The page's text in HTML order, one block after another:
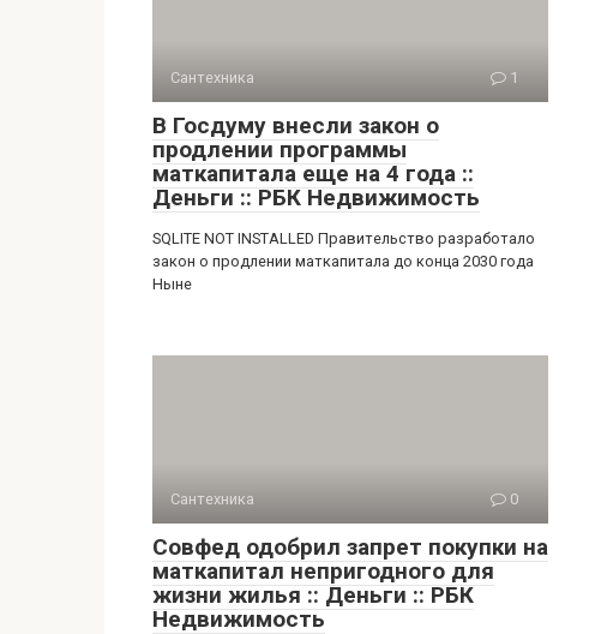
Сантехника 1
В Госдуму внесли закон о
продлении программы
маткапитала еще на 4 года ::
Деньги :: РБК Недвижимость
SQLITE NOT INSTALLED Правительство разработало
закон о продлении маткапитала до конца 2030 года
Ныне
Сантехника 0
Совфед одобрил запрет покупки на
маткапитал непригодного для
жизни жилья :: Деньги :: РБК
Недвижимость